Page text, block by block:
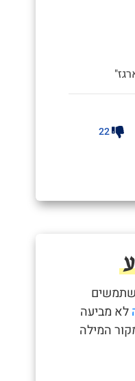
22
לא מביעה
המילה